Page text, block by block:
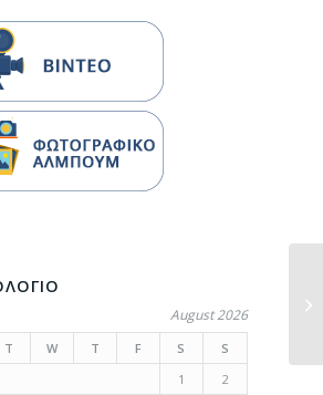
August 2026
T W T F S
S
1
2